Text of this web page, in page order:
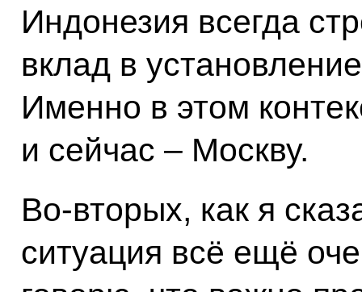
Индонезия всегда
вклад в
Именно в этом
и сейчас – Москву.
Во-вторых, как я
ситуация всё ещё